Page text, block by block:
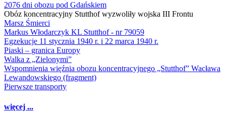
2076 dni obozu pod Gdańskiem
Obóz koncentracyjny Stutthof wyzwoliły wojska III Frontu
Marsz Śmierci
Markus Włodarczyk KL Stutthof - nr 79059
Egzekucje 11 stycznia 1940 r. i 22 marca 1940 r.
Piaski – granica Europy
Walka z „Zielonymi”
Wspomnienia więźnia obozu koncentracyjnego „Stutthof” Wacława
Lewandowskiego (fragment)
Pierwsze transporty
więcej ...